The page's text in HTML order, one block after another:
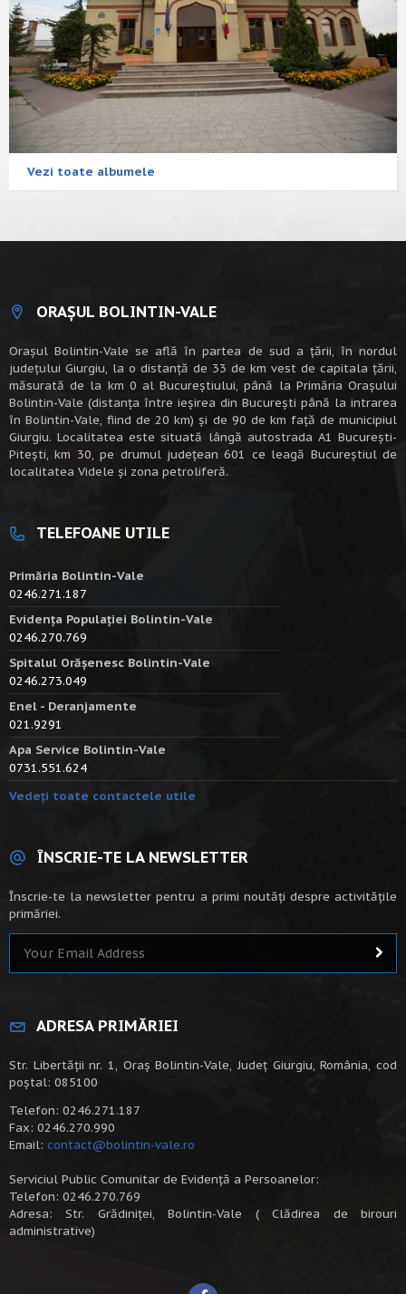
Vezi toate albumele
ORAȘUL BOLINTIN-VALE
Oraşul Bolintin-Vale se află în partea de sud a ţării, în nordul
judeţului Giurgiu, la o distanţă de 33 de km vest de capitala țării,
măsurată de la km 0 al Bucureștiului, până la Primăria Orașului
Bolintin-Vale (distanța între ieșirea din București până la intrarea
în Bolintin-Vale, fiind de 20 km) şi de 90 de km faţă de municipiul
Giurgiu. Localitatea este situată lângă autostrada A1 Bucureşti-
Piteşti, km 30, pe drumul judeţean 601 ce leagă Bucureştiul de
localitatea Videle şi zona petroliferă.
TELEFOANE UTILE
Primăria Bolintin-Vale
0246.271.187
Evidența Populației Bolintin-Vale
0246.270.769
Spitalul Orășenesc Bolintin-Vale
0246.273.049
Enel - Deranjamente
021.9291
Apa Service Bolintin-Vale
0731.551.624
Vedeți toate contactele utile
ÎNSCRIE-TE LA NEWSLETTER
Înscrie-te la newsletter pentru a primi noutăți despre activitățile
primăriei.
ADRESA PRIMĂRIEI
Str. Libertății nr. 1, Oraș Bolintin-Vale, Județ Giurgiu, România, cod
poștal: 085100
Telefon: 0246.271.187
Fax: 0246.270.990
Email: contact@bolintin-vale.ro
Serviciul Public Comunitar de Evidență a Persoanelor:
Telefon: 0246.270.769
Adresa: Str. Grădiniței, Bolintin-Vale ( Clădirea de birouri
administrative)